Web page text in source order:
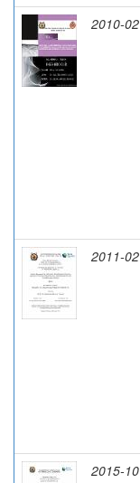
2010-02
2011-02
2015-10